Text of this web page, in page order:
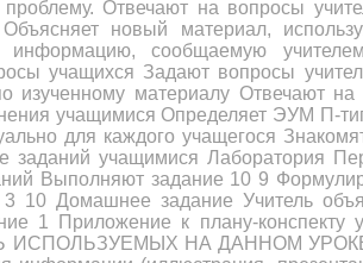
Отвечают на вопросы
Объясняет новый материал,
информацию, сообщаемую
учащихся Задают вопросы
изученному материалу Отвечают
учащимися Определяет ЭУМ П-
для каждого учащегося
учащимися Лаборатория
Выполняют задание 10 9
10 Домашнее задание Учитель
1 Приложение к плану-конспекту
ИСПОЛЬЗУЕМЫХ НА ДАННОМ УРОКЕ